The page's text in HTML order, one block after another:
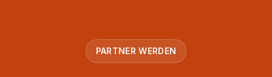
PARTNER WERDEN